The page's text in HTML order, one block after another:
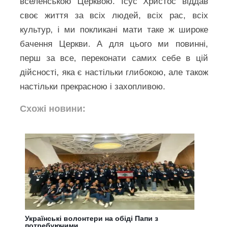
своє життя за всіх людей, всіх рас, всіх
культур, і ми покликані мати таке ж широке
бачення Церкви. А для цього ми повинні,
перш за все, переконати самих себе в цій
дійсності, яка є настільки глибокою, але також
настільки прекрасною і захопливою.
Схожі новини:
Українські волонтери на обіді Папи з
потребуючими